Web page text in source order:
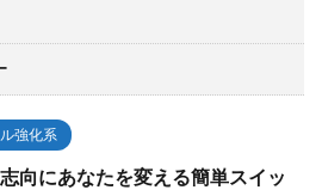
アーと較べてひとケタ違いま
グホールでは、２オンでワンパ
圧巻の終わり方でガッツポー
ぎて「やったー！！」と思わず
いました。 今回は、肝心なとこ
強化系
向にあなたを変える簡単スイッ